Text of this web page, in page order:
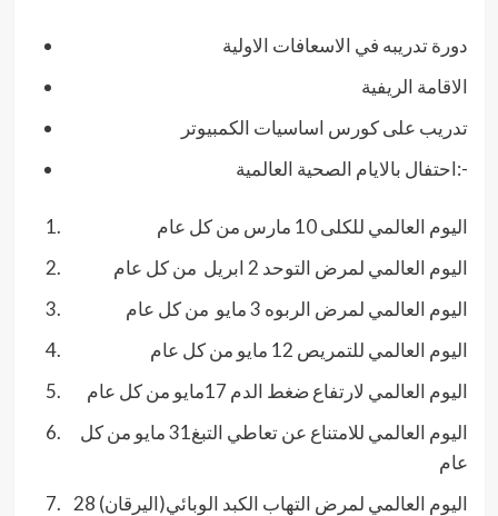
دورة تدريبه في الاسعافات الاولية
الاقامة الريفية
تدريب على كورس اساسيات الكمبيوتر
احتفال بالايام الصحية العالمية:-
اليوم العالمي للكلى 10 مارس من كل عام
اليوم العالمي لمرض التوحد 2 ابريل من كل عام
اليوم العالمي لمرض الربوه 3 مايو من كل عام
اليوم العالمي للتمريص 12 مايو من كل عام
اليوم العالمي لارتفاع ضغط الدم 17مايو من كل عام
اليوم العالمي للامتناع عن تعاطي التبغ31 مايو من كل
عام
اليوم العالمي لمرض التهاب الكبد الوبائي(اليرقان) 28